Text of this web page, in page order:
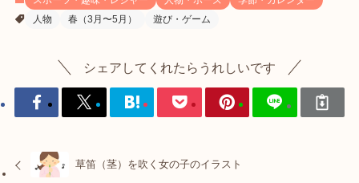
人物
春（3月〜5月） 遊び・ゲーム
シェアしてくれたらうれしいです
草笛（茎）を吹く女の子のイラスト